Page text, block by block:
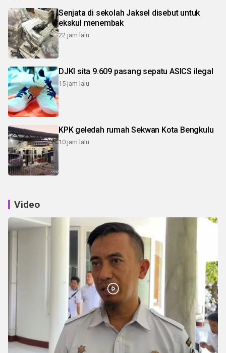
Senjata di sekolah Jaksel disebut untuk
ekskul menembak
22 jam lalu
DJKI sita 9.609 pasang sepatu ASICS ilegal
15 jam lalu
KPK geledah rumah Sekwan Kota Bengkulu
10 jam lalu
Video